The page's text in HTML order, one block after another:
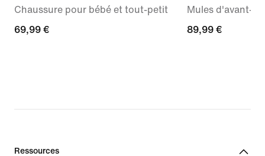
Chaussure pour bébé et tout-petit
69,99 €
69,99 €
Mules d'avant-
89,99 €
89,99 €
Ressources